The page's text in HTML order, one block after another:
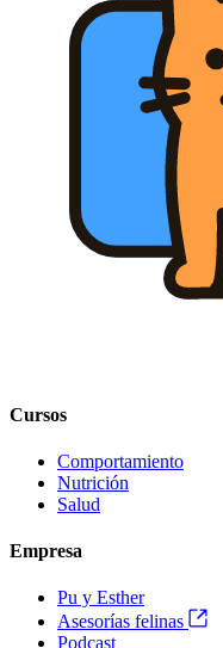
Cursos
Comportamiento
Nutrición
Salud
Empresa
Pu y Esther
Asesorías felinas
Podcast